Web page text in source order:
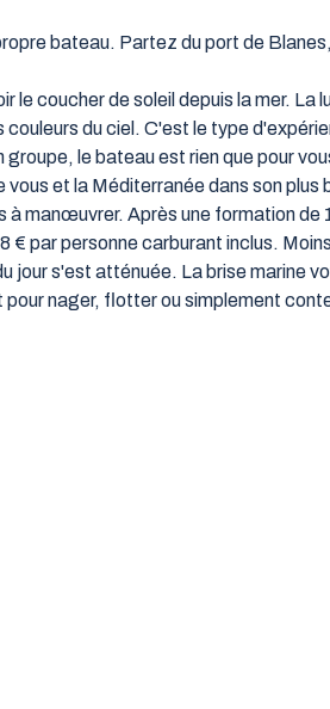
bateau. Partez du port de
coucher de soleil depuis la mer.
du ciel. C'est le type
le bateau est rien que pour
et la Méditerranée dans son plus
Après une formation
par personne carburant inclus.
s'est atténuée. La brise marine
nager, flotter ou simplement